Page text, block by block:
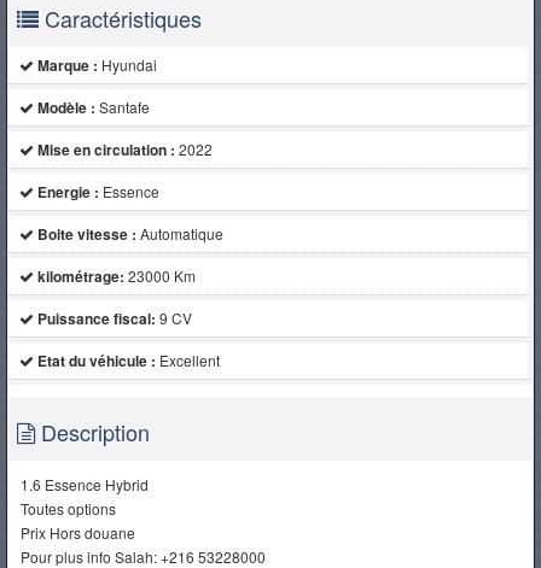
Caractéristiques
Marque : Hyundai
Modèle : Santafe
Mise en circulation : 2022
Energie : Essence
Boite vitesse : Automatique
kilométrage: 23000 Km
Puissance fiscal: 9 CV
Etat du véhicule : Excellent
Description
1.6 Essence Hybrid
Toutes options
Prix Hors douane
Pour plus info Salah: +216 53228000